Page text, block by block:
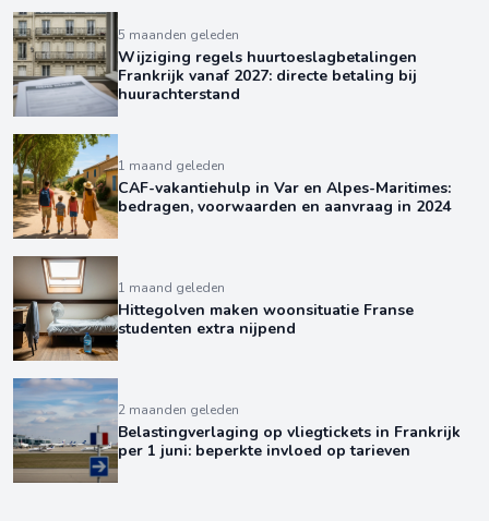
5 maanden geleden
Wijziging regels huurtoeslagbetalingen
Frankrijk vanaf 2027: directe betaling bij
huurachterstand
1 maand geleden
CAF-vakantiehulp in Var en Alpes-Maritimes:
bedragen, voorwaarden en aanvraag in 2024
1 maand geleden
Hittegolven maken woonsituatie Franse
studenten extra nijpend
2 maanden geleden
Belastingverlaging op vliegtickets in Frankrijk
per 1 juni: beperkte invloed op tarieven